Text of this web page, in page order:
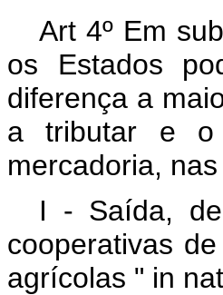
Art 4º Em
os Estados
diferença a
a tributar e o
mercadoria,
I - Saída, de
cooperativas
agrícolas " in